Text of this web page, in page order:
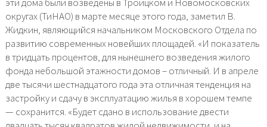
округах (ТиНАО) в марте месяце этого года, заметил В.
Жидкин, являющийся начальником Московского Отдела по
развитию современных новейших площадей. «И показатель
в тридцать процентов, для нынешнего возведения жилого
фонда небольшой этажности домов – отличный. И в апреле
две тысячи шестнадцатого года эта отличная тенденция на
застройку и сдачу в эксплуатацию жилья в хорошем темпе
— сохранится. «Будет сдано в использование двести